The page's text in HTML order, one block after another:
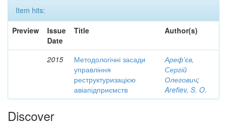
Item hits:
Preview
Issue
Date
Title Author(s)
2015
Методологічні засади
управління
реструктуризацією
авіапідприємств
Ареф'єв,
Сергій
Олегович;
Arefiev, S. O.
Discover